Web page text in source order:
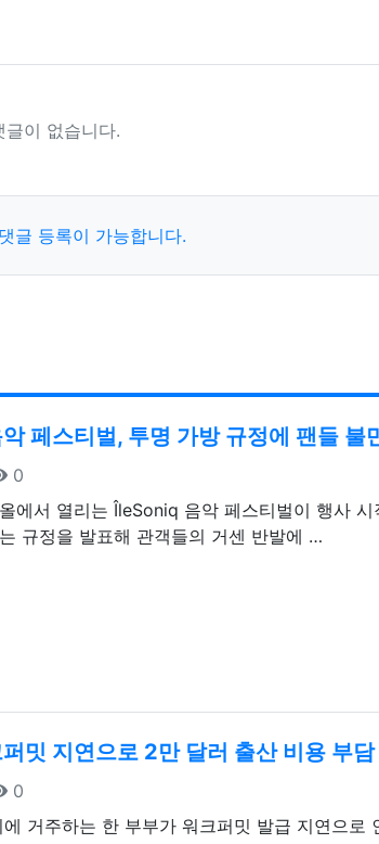
글이 없습니다.
글 등록이 가능합니다.
페스티벌, 투명 가방 규정에 팬들 불
조회
0
에서 열리는 ÎleSoniq 음악 페스티벌이 행사
규정을 발표해 관객들의 거센 반발에 …
밋 지연으로 2만 달러 출산 비용 부
조회
0
거주하는 한 부부가 워크퍼밋 발급 지연으로